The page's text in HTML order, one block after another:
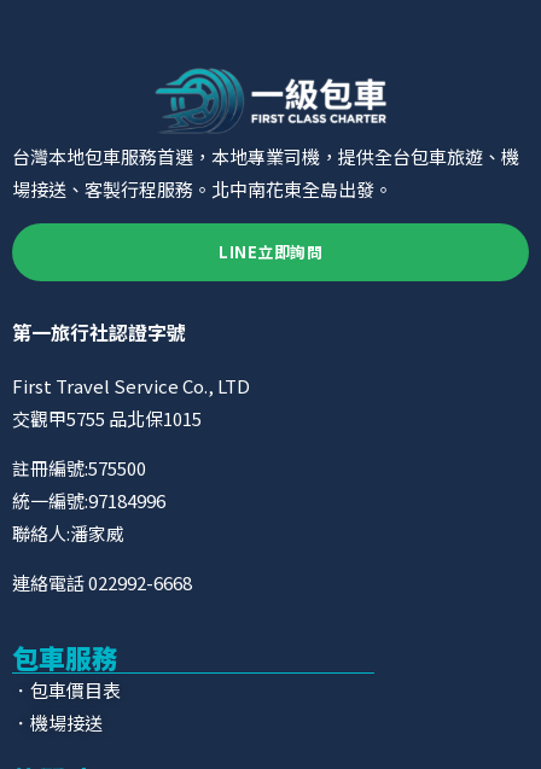
台灣本地包車服務首選，本地專業司機，提供全台包車旅遊、機
場接送、客製行程服務。北中南花東全島出發。
LINE立即詢問
第一旅行社認證字號
First Travel Service Co., LTD
交觀甲5755 品北保1015
註冊編號:575500
統一編號:97184996
聯絡人:潘家威
連絡電話 022992-6668
包車服務
．包車價目表
．機場接送